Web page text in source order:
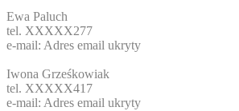
Ewa Paluch
tel. XXXXX277
e-mail: Adres email ukryty
Iwona Grześkowiak
tel. XXXXX417
e-mail: Adres email ukryty